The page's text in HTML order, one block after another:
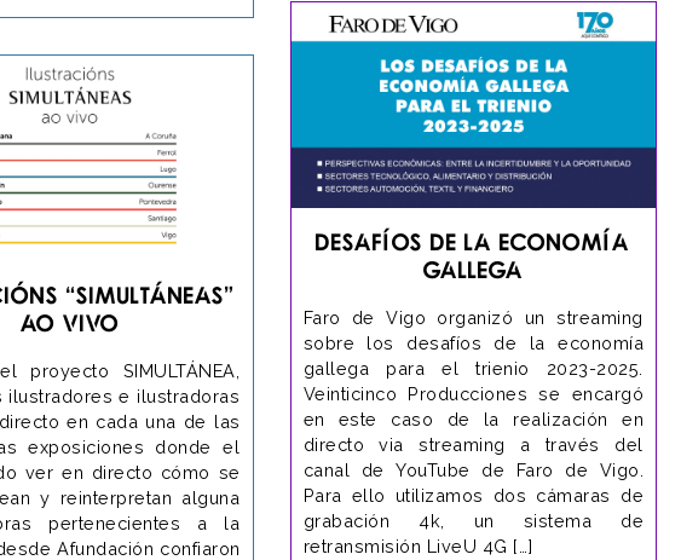
“SIMULTÁNEAS”
ao vivo
proyecto SIMULTÁNEA,
ilustradores e ilustradoras
en cada una de las
exposiciones donde el
ver en directo cómo se
y reinterpretan alguna
pertenecientes a la
Afundación confiaron
Desafíos de la Economía
Gallega
Faro de Vigo organizó un streaming
sobre los desafíos de la economía
gallega para el trienio 2023-2025.
Veinticinco Producciones se encargó
en este caso de la realización en
directo via streaming a través del
canal de YouTube de Faro de Vigo.
Para ello utilizamos dos cámaras de
grabación 4k, un sistema de
retransmisión LiveU 4G […]